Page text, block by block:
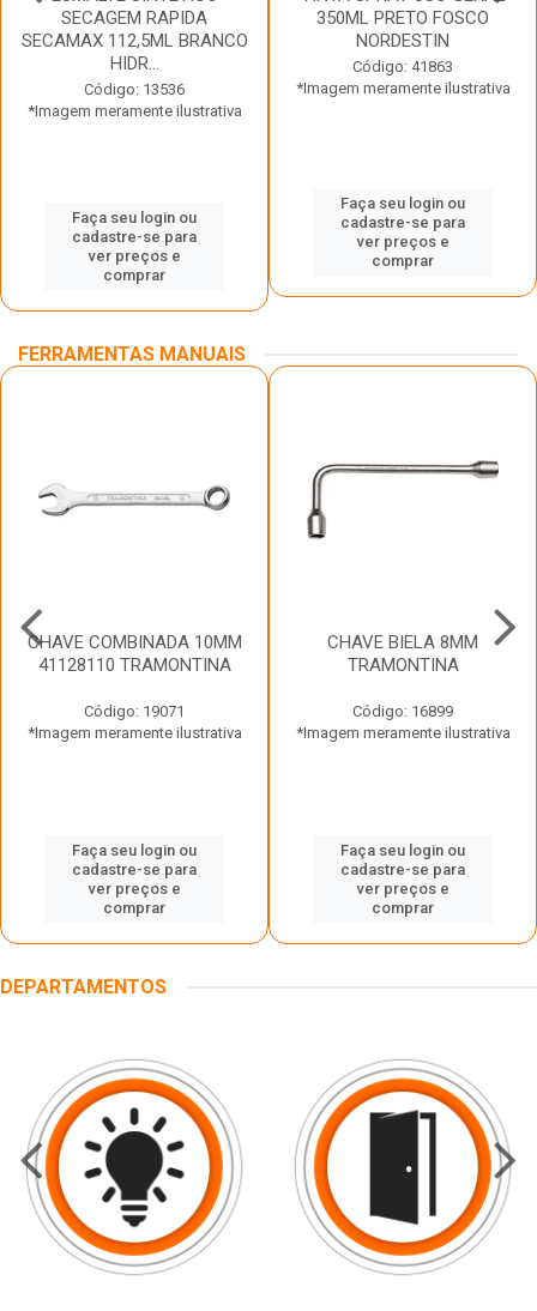
SECAGEM RAPIDA
SECAMAX 112,5ML BRANCO
HIDR...
Código: 13536
*Imagem meramente ilustrativa
Faça seu login ou
cadastre-se para
ver preços e
comprar
350ML PRETO FOSCO
NORDESTIN
Código: 41863
*Imagem meramente ilustrativa
Faça seu login ou
cadastre-se para
ver preços e
comprar
FERRAMENTAS MANUAIS
CHAVE COMBINADA 10MM
41128110 TRAMONTINA
Código: 19071
*Imagem meramente ilustrativa
Faça seu login ou
cadastre-se para
ver preços e
comprar
CHAVE BIELA 8MM
TRAMONTINA
Código: 16899
*Imagem meramente ilustrativa
Faça seu login ou
cadastre-se para
ver preços e
comprar
DEPARTAMENTOS